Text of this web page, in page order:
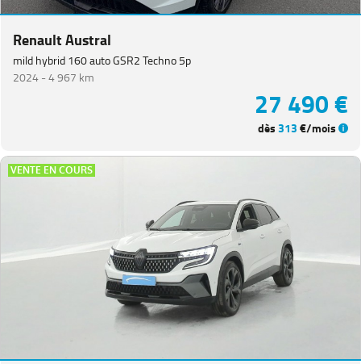
Renault Austral
mild hybrid 160 auto GSR2 Techno 5p
2024 -4 967 km
27 490 €
dès313€/mois
VENTE EN COURS